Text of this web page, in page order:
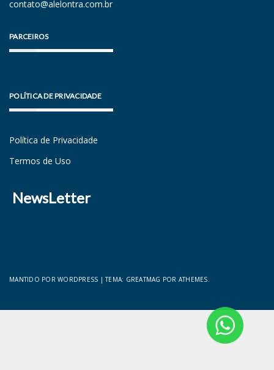
contato@alelontra.com.br
PARCEIROS
POLÍTICA DE PRIVACIDADE
Política de Privacidade
Termos de Uso
NewsLetter
MANTIDO POR WORDPRESS |TEMA: GREATMAG POR ATHEMES.